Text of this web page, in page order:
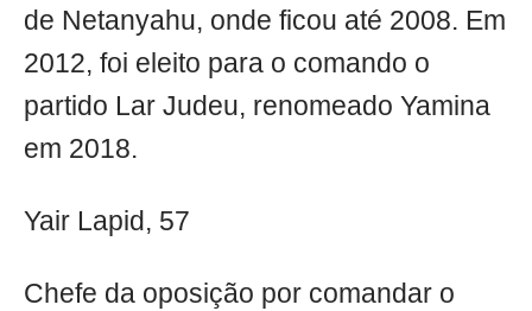
de Netanyahu, onde ficou até 2008. Em
2012, foi eleito para o comando o
partido Lar Judeu, renomeado Yamina
em 2018.
Yair Lapid, 57
Chefe da oposição por comandar o